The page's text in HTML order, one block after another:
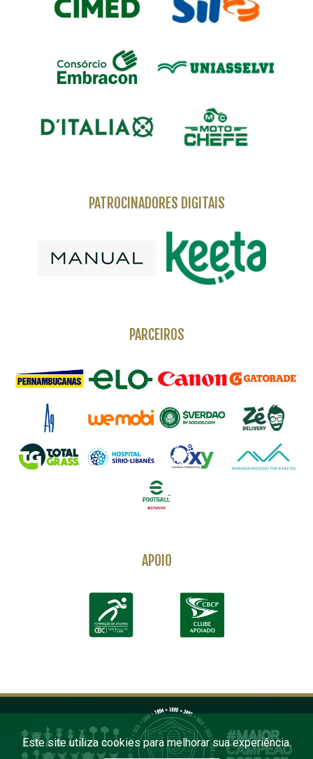
PATROCINADORES DIGITAIS
PARCEIROS
APOIO
Este site utiliza cookies para melhorar sua experiência.